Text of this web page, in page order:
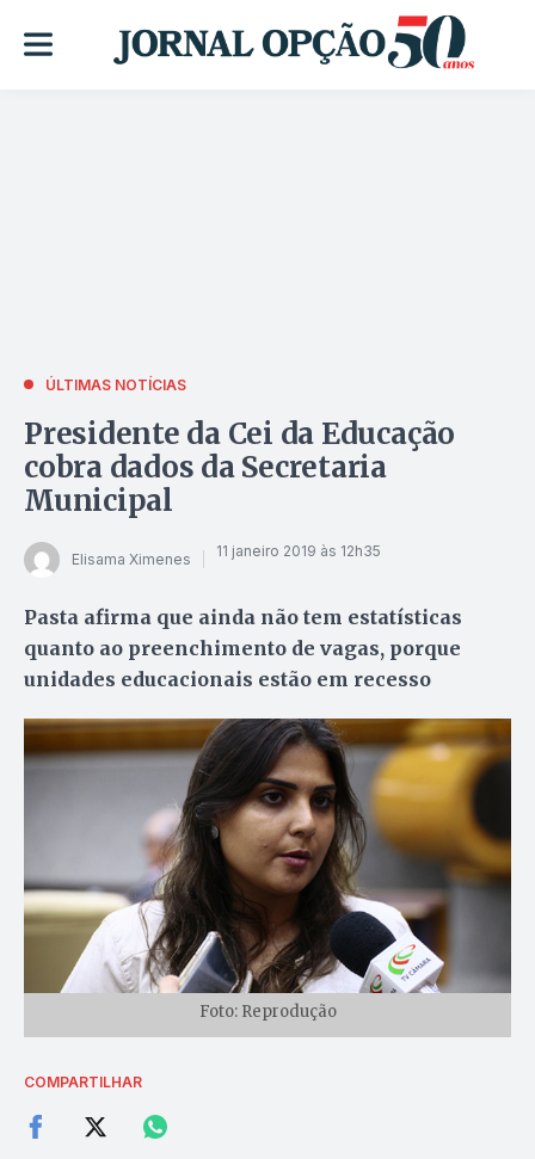
ÚLTIMAS NOTÍCIAS
Presidente da Cei da Educação
cobra dados da Secretaria
Municipal
Elisama Ximenes 11 janeiro 2019 às 12h35
Pasta afirma que ainda não tem estatísticas
quanto ao preenchimento de vagas, porque
unidades educacionais estão em recesso
Foto: Reprodução
COMPARTILHAR